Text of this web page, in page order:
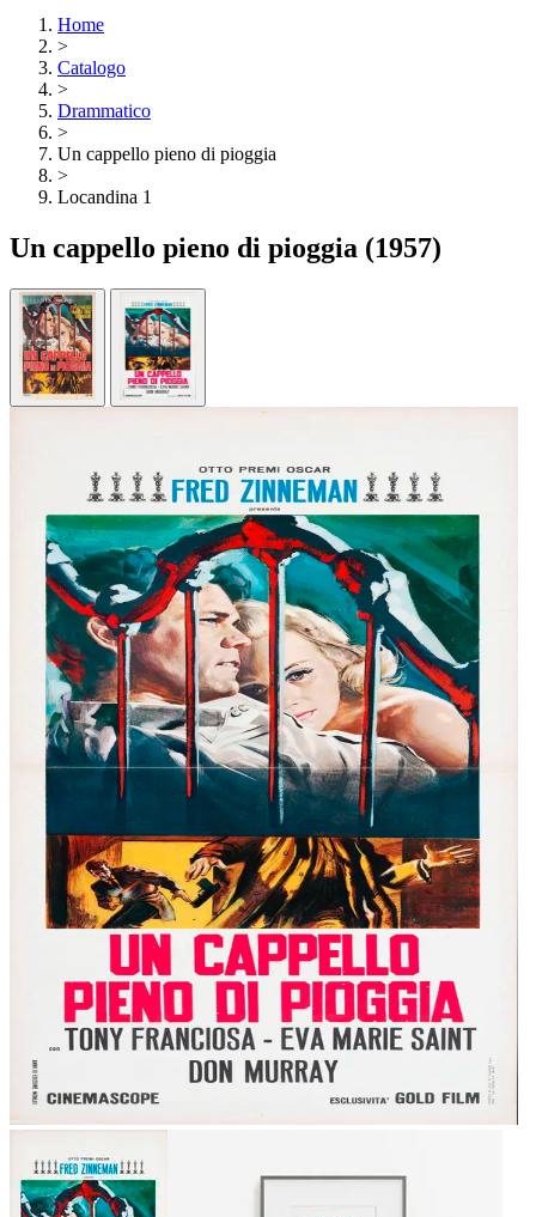
Home
>
Catalogo
>
Drammatico
>
Un cappello pieno di pioggia
>
Locandina 1
Un cappello pieno di pioggia (1957)